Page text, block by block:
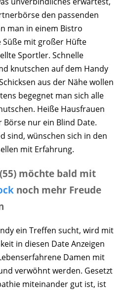
den passenden
man in einem Bistro
Süße mit großer Hüfte
Sportler. Schnelle
knutschen auf dem Handy
aus der Nähe wollen
begegnet man sich alle
Heiße Hausfrauen
nur ein Blind Date.
sind, wünschen sich in den
mit Erfahrung.
möchte bald mit
noch mehr Freude
ein Treffen sucht, wird mit
in diesen Date Anzeigen
Damen mit
verwöhnt werden. Gesetzt
miteinander gut ist, ist